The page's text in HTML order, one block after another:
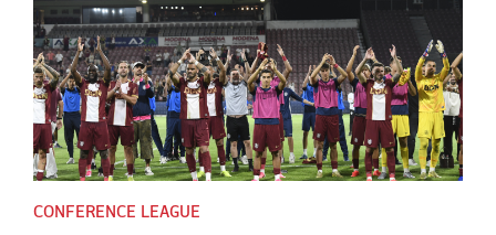
CONFERENCE LEAGUE